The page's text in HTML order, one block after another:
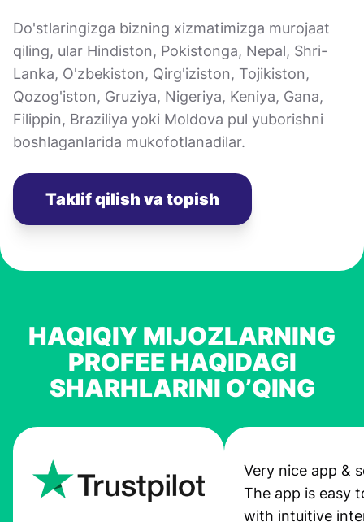
Do'stlaringizga bizning xizmatimizga murojaat
qiling, ular Hindiston, Pokistonga, Nepal, Shri-
Lanka, O'zbekiston, Qirg'iziston, Tojikiston,
Qozog'iston, Gruziya, Nigeriya, Keniya, Gana,
Filippin, Braziliya yoki Moldova pul yuborishni
boshlaganlarida mukofotlanadilar.
Taklif qilish va topish
HAQIQIY MIJOZLARNING
PROFEE HAQIDAGI
SHARHLARINI O’QING
Very nice app &
The app is easy
with intuitive